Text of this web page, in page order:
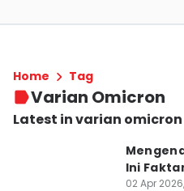
Home Tag
Varian Omicron
Latest in varian omicron
Ini
02 Apr